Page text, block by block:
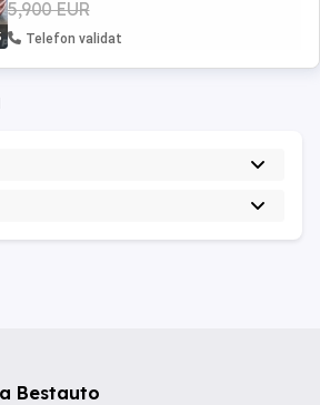
(acumulator) Viteză de deplasare: până ...
5,900 EUR
Telefon validat
Bestauto